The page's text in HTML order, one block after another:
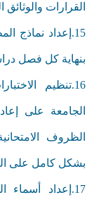
القرارات والوثائق
15
. إعداد نماذج
بنهاية كل فصل
16
.تنظيم
الجامعة على
الظروف
بشكل كامل على
17.إعداد